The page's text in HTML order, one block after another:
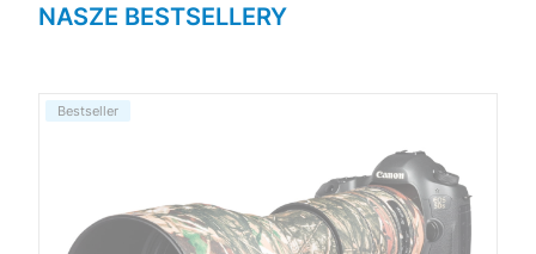
NASZE BESTSELLERY
Bestseller